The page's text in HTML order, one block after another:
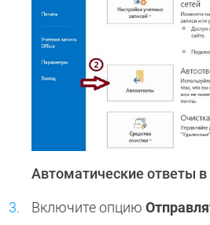
Автоматические ответы в
Включите опцию